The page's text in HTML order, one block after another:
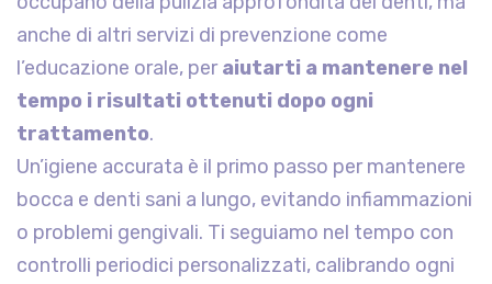
anche di altri servizi di prevenzione come
l’educazione orale, peraiutarti a mantenere nel
tempo i risultati ottenuti dopo ogni
trattamento.
Un’igiene accurata è il primo passo per mantenere
bocca e denti sani a lungo, evitando infiammazioni
o problemi gengivali. Ti seguiamo nel tempo con
controlli periodici personalizzati, calibrando ogni